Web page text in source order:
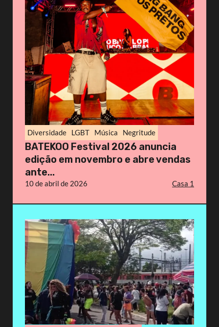
Diversidade LGBT Música Negritude
BATEKOO Festival 2026 anuncia
edição em novembro e abre vendas
ante...
10 de abril de 2026 Casa 1